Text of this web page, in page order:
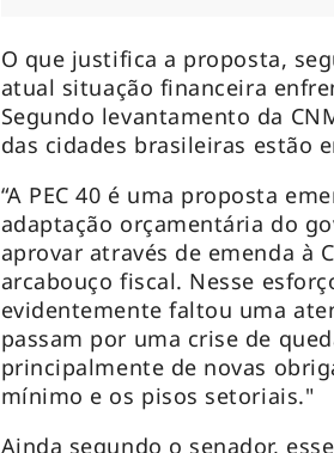
O que justifica a proposta,
atual situação financeira
Segundo levantamento da
das cidades brasileiras estão
“A PEC 40 é uma proposta
adaptação orçamentária do
aprovar através de emenda à
arcabouço fiscal. Nesse
evidentemente faltou uma
passam por uma crise de
principalmente de novas
mínimo e os pisos setoriais."
Ainda segundo o senador,